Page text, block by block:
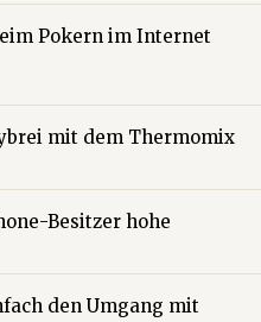
Pokern im Internet
mit dem Thermomix
Besitzer hohe
den Umgang mit